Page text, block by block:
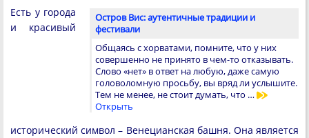
Остров Вис: аутентичные традиции и
фестивали
Общаясь с хорватами, помните, что у них
совершенно не принято в чем-то отказывать.
Слово «нет» в ответ на любую, даже самую
головоломную просьбу, вы вряд ли услышите.
Тем не менее, не стоит думать, что …
Открыть
Есть у города
и красивый
исторический символ – Венецианская башня. Она является